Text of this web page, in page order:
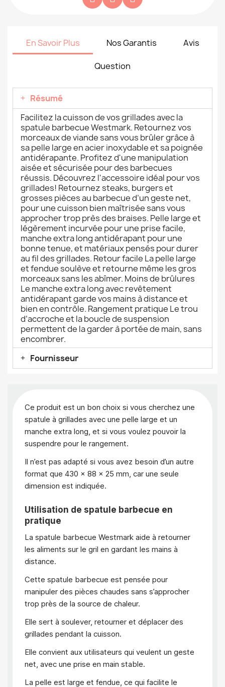
En Savoir Plus Nos Garantis Avis
Question
Résumé
Facilitez la cuisson de vos grillades avec la
spatule barbecue Westmark. Retournez vos
morceaux de viande sans vous brûler grâce à
sa pelle large en acier inoxydable et sa poignée
antidérapante. Profitez d'une manipulation
aisée et sécurisée pour des barbecues
réussis. Découvrez l'accessoire idéal pour vos
grillades! Retournez steaks, burgers et
grosses pièces au barbecue d’un geste net,
pour une cuisson bien maîtrisée sans vous
approcher trop près des braises. Pelle large et
légèrement incurvée pour une prise facile,
manche extra long antidérapant pour une
bonne tenue, et matériaux pensés pour durer
au fil des grillades. Retour facile La pelle large
et fendue soulève et retourne même les gros
morceaux sans les abîmer. Moins de brûlures
Le manche extra long avec revêtement
antidérapant garde vos mains à distance et
bien en contrôle. Rangement pratique Le trou
d’accroche et la boucle de suspension
permettent de la garder à portée de main, sans
encombrer.
Fournisseur
Ce produit est un bon choix si vous cherchez une
spatule à grillades avec une pelle large et un
manche extra long, et si vous voulez pouvoir la
suspendre pour le rangement.
Il n’est pas adapté si vous avez besoin d’un autre
format que 430 x 88 x 25 mm, car une seule
dimension est indiquée.
Utilisation de spatule barbecue en
pratique
La spatule barbecue Westmark aide à retourner
les aliments sur le gril en gardant les mains à
distance.
Cette spatule barbecue est pensée pour
manipuler des pièces chaudes sans s’approcher
trop près de la source de chaleur.
Elle sert à soulever, retourner et déplacer des
grillades pendant la cuisson.
Elle convient aux utilisateurs qui veulent un geste
net, avec une prise en main stable.
La pelle est large et fendue, ce qui facilite le